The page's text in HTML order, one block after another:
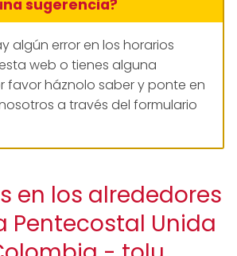
sugerencia?
algún error en los horarios
web o tienes alguna
favor háznolo saber y ponte en
a través del formulario
en los alrededores
Pentecostal Unida